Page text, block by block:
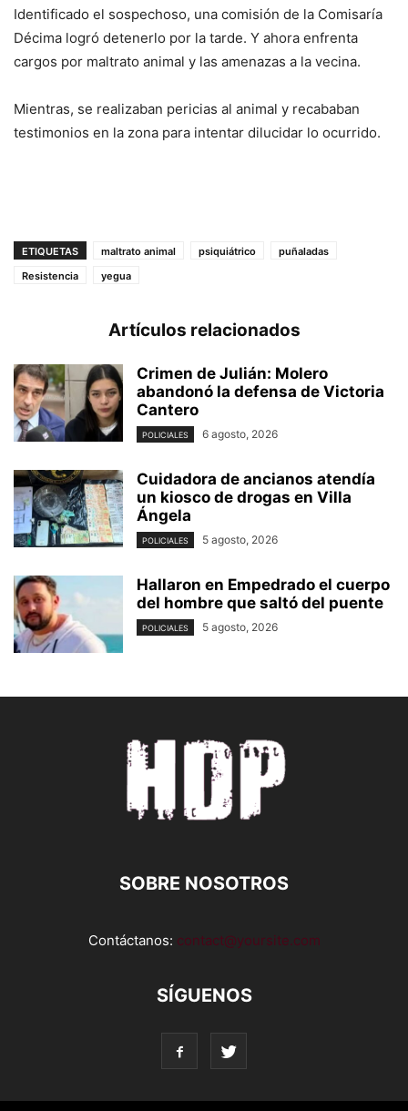
Identificado el sospechoso, una comisión de la Comisaría
Décima logró detenerlo por la tarde. Y ahora enfrenta
cargos por maltrato animal y las amenazas a la vecina.
Mientras, se realizaban pericias al animal y recababan
testimonios en la zona para intentar dilucidar lo ocurrido.
ETIQUETAS maltrato animal psiquiátrico
puñaladas
Resistencia
yegua
Artículos relacionados
Crimen de Julián: Molero
abandonó la defensa de Victoria
Cantero
POLICIALES 6 agosto, 2026
Cuidadora de ancianos atendía
un kiosco de drogas en Villa
Ángela
POLICIALES 5 agosto, 2026
Hallaron en Empedrado el cuerpo
del hombre que saltó del puente
POLICIALES 5 agosto, 2026
SOBRE NOSOTROS
Contáctanos: contact@yoursite.com
SÍGUENOS